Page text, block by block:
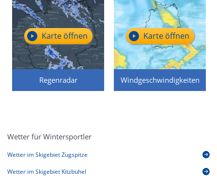
Regenradar
Karte öffnen
Windgeschwindigkeiten
Karte öffnen
Wetter für Wintersportler
Wetter im Skigebiet Zugspitze
Wetter im Skigebiet Kitzbühel